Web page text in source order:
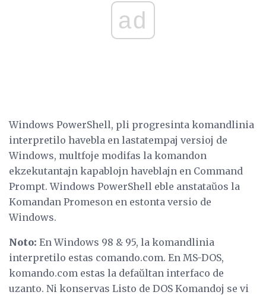
ad
Windows PowerShell, pli progresinta komandlinia
interpretilo havebla en lastatempaj versioj de
Windows, multfoje modifas la komandon
ekzekutantajn kapablojn haveblajn en Command
Prompt. Windows PowerShell eble anstataŭos la
Komandan Promeson en estonta versio de
Windows.
Noto: En Windows 98 & 95, la komandlinia
interpretilo estas comando.com. En MS-DOS,
komando.com estas la defaŭltan interfaco de
uzanto. Ni konservas Listo de DOS Komandoj se vi